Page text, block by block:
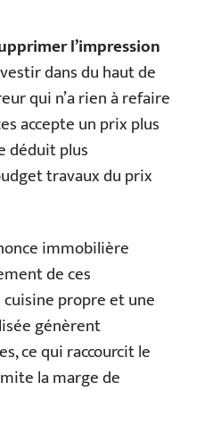
l’impression
dans du haut de
qui n’a rien à refaire
accepte un prix plus
déduit plus
travaux du prix
immobilière
de ces
propre et une
génèrent
ce qui raccourcit le
la marge de